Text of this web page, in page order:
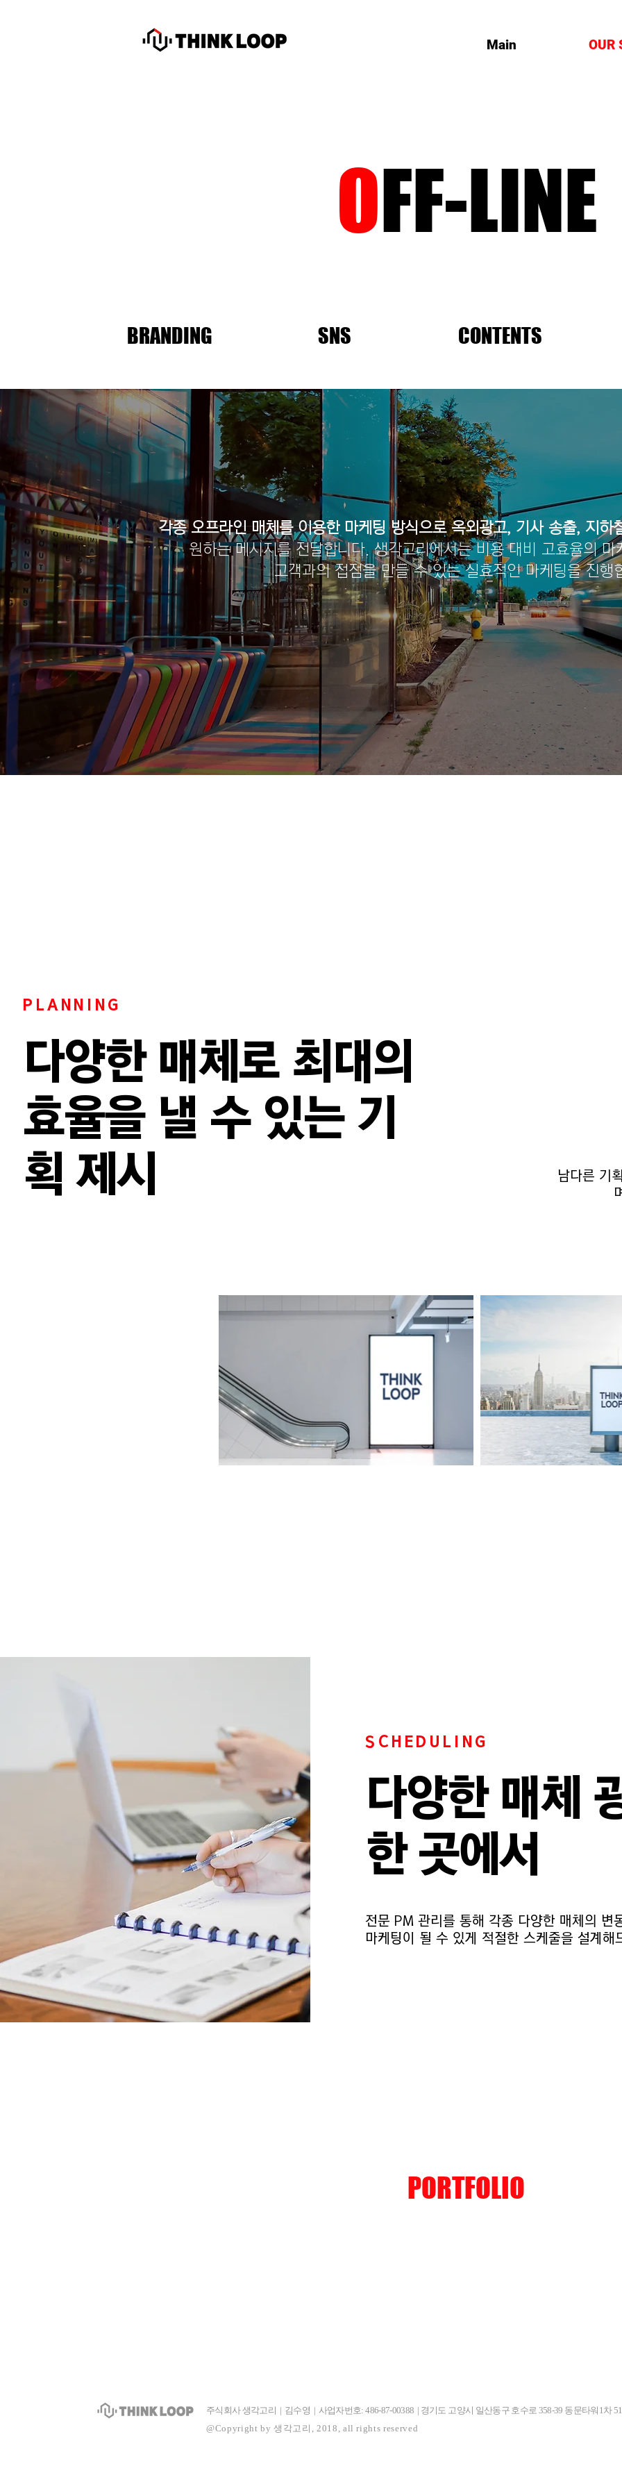
Main OUR
OFF-LINE
BRANDING SNS CONTENTS
각종 오프라인 매체를 이용한 마케팅 방식으로 옥외광고, 기사 송출, 지하
원하는 메시지를 전달합니다. 생각고리에서는 비용 대비 고효율의 마
고객과의 접점을 만들 수 있는 실효적인 마케팅을 진행
PLANNING
​다양한 매체로 최대의
효율을 낼 수 있는 기
획 제시
남다른 기
SCHEDULING
다양한 매체
​한 곳에서
전문 PM 관리를 통해 각종 다양한 매체의 변
마케팅이 될 수 있게 적절한 스케줄을 설계해
PORTFOLIO
주식회사 생각고리 | 김수영 | 사업자번호: 486-87-00388 | 경기도 고양시 일산동구 호수로 358-39 동문타워1차
@Copyright by 생각고리, 2018, all rights reserved